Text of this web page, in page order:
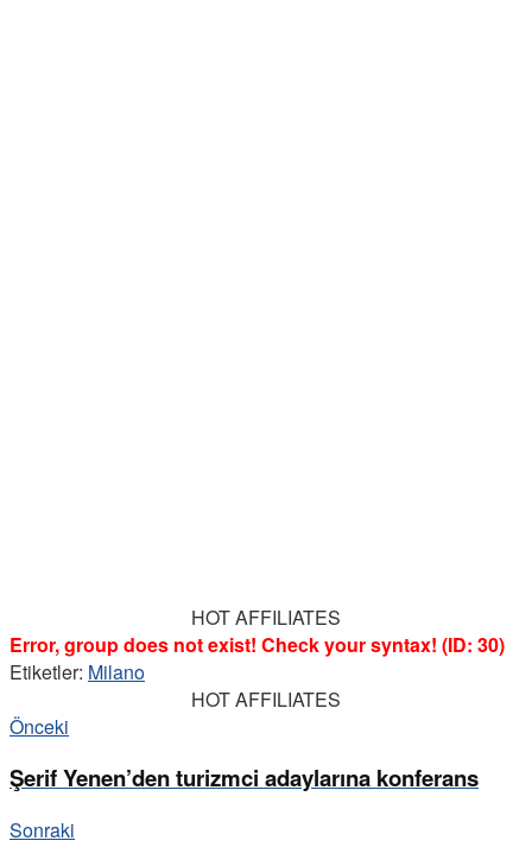
HOT AFFILIATES
Error, group does not exist! Check your syntax! (ID: 30)
Etiketler: Milano
HOT AFFILIATES
Önceki
Şerif Yenen’den turizmci adaylarına konferans
Sonraki